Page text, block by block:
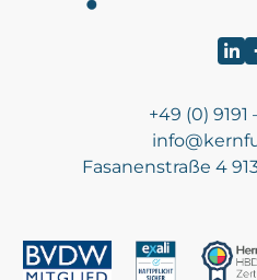
+49 (0) 9191
Fasanenstraße 4